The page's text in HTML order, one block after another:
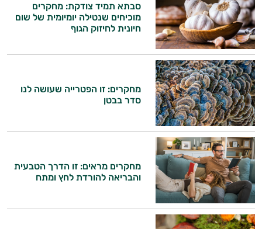
סבתא תמיד צודקת: מחקרים
מוכיחים שנטילה יומיומית של שום
חיונית לחיזוק הגוף
מחקרים: זו הפטרייה שעושה לנו
סדר בבטן
מחקרים מראים: זו הדרך הטבעית
והבריאה להורדת לחץ ומתח